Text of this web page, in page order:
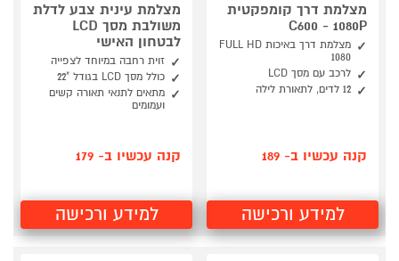
מצלמת דרך קומפקטית
C600 - 1080P
מצלמת דרך באיכות FULL HD
1080
לרכב עם מסך LCD
12 לדים, לתאורת לילה
קנה עכשיו ב- 189
למידע ורכישה
מצלמת עינית צבע לדלת
משולבת מסך LCD
לבטחון האישי
זוית רחבה במיוחד לצפייה
כולל מסך LCD בגודל "22
מתאים לתנאי תאורה קשים
ועמומים
קנה עכשיו ב- 179
למידע ורכישה